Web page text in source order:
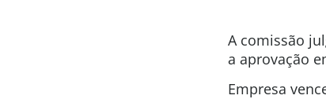
A comissão
a aprovação
Empresa